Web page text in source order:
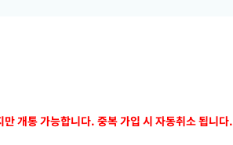
개통 가능합니다. 중복 가입 시 자동취소 됩니다.